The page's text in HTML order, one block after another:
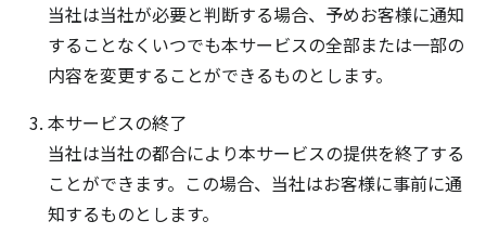
当社は当社が必要と判断する場合、予めお客様に通知
することなくいつでも本サービスの全部または一部の
内容を変更することができるものとします。
本サービスの終了
当社は当社の都合により本サービスの提供を終了する
ことができます。この場合、当社はお客様に事前に通
知するものとします。